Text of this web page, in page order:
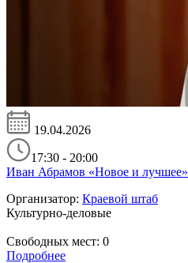
19.04.2026
17:30 - 20:00
Иван Абрамов «Новое и лучшее»
Организатор: Краевой штаб
Культурно-деловые
Свободных мест: 0
Подробнее